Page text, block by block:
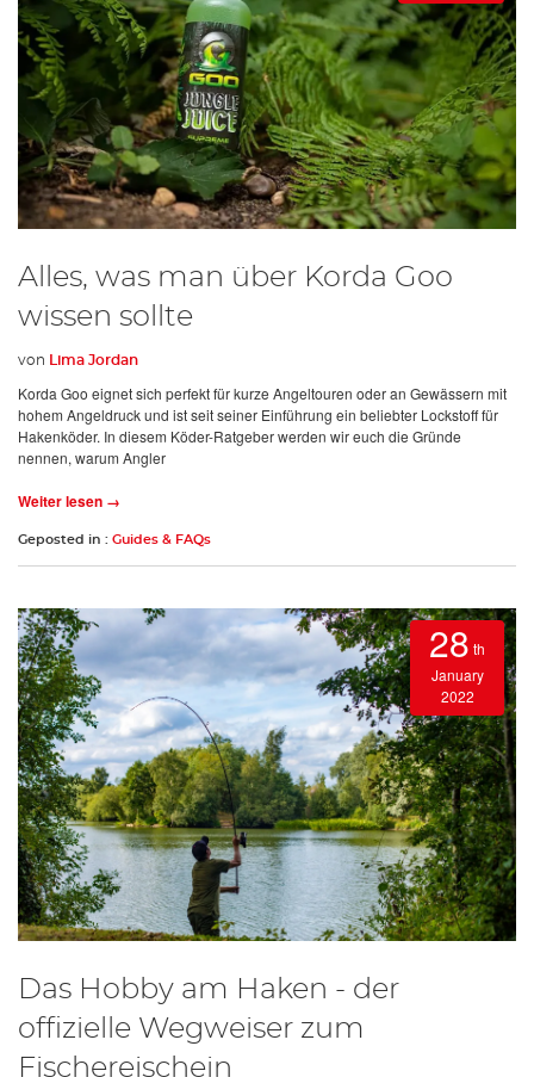
Alles, was man über Korda Goo
wissen sollte
von Lima Jordan
Korda Goo eignet sich perfekt für kurze Angeltouren oder an Gewässern mit
hohem Angeldruck und ist seit seiner Einführung ein beliebter Lockstoff für
Hakenköder. In diesem Köder-Ratgeber werden wir euch die Gründe
nennen, warum Angler
Weiter lesen →
Geposted in : Guides & FAQs
28 th
January
2022
Das Hobby am Haken - der
offizielle Wegweiser zum
Fischereischein